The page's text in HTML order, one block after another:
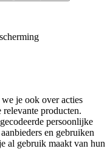
je ook over acties
producten.
persoonlijke
en gebruiken
al gebruik maakt van hun